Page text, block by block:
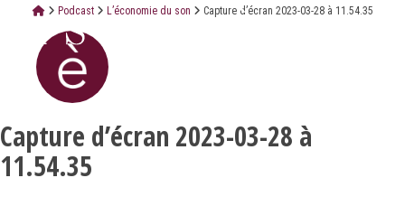
Podcast L’économie du son Capture d’écran 2023-03-28 à 11.54.35
Capture d’écran 2023-03-28 à
11.54.35